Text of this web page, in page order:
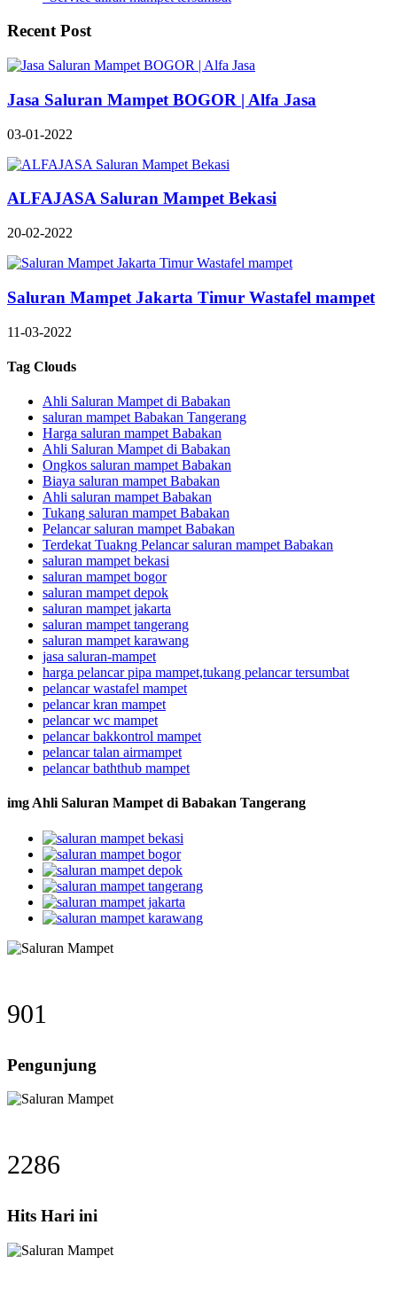
Recent Post
Jasa Saluran Mampet BOGOR | Alfa Jasa
03-01-2022
ALFAJASA Saluran Mampet Bekasi
20-02-2022
Saluran Mampet Jakarta Timur Wastafel mampet
11-03-2022
Tag Clouds
Ahli Saluran Mampet di Babakan
saluran mampet Babakan Tangerang
Harga saluran mampet Babakan
Ahli Saluran Mampet di Babakan
Ongkos saluran mampet Babakan
Biaya saluran mampet Babakan
Ahli saluran mampet Babakan
Tukang saluran mampet Babakan
Pelancar saluran mampet Babakan
Terdekat Tuakng Pelancar saluran mampet Babakan
saluran mampet bekasi
saluran mampet bogor
saluran mampet depok
saluran mampet jakarta
saluran mampet tangerang
saluran mampet karawang
jasa saluran-mampet
harga pelancar pipa mampet,tukang pelancar tersumbat
pelancar wastafel mampet
pelancar kran mampet
pelancar wc mampet
pelancar bakkontrol mampet
pelancar talan airmampet
pelancar baththub mampet
img Ahli Saluran Mampet di Babakan Tangerang
901
Pengunjung
2286
Hits Hari ini